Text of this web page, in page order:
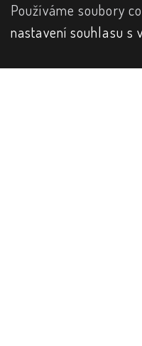
Používáme soubory
nastavení souhlasu s